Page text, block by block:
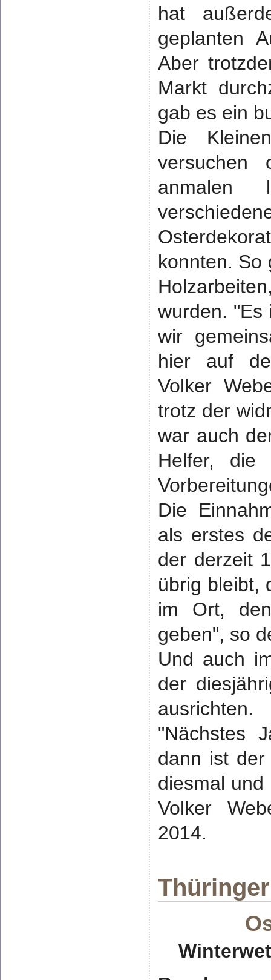
hat
geplanten
Aber
Markt
gab es ein
Die
versuchen
anmalen
konnten. So
wurden. "Es
wir
hier auf
Volker
trotz der
war auch
Helfer, die
Die
als erstes
der derzeit
übrig bleibt,
im Ort,
geben", so
Und auch
der
ausrichten.
"Nächstes
dann ist
diesmal
Volker
2014.